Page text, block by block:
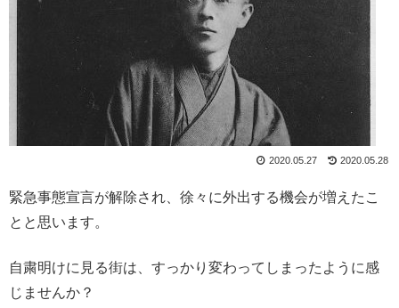
2020.05.28
2020.05.27
緊急事態宣言が解除され、徐々に外出する機会が増えたこ
とと思います。
自粛明けに見る街は、すっかり変わってしまったように感
じませんか？